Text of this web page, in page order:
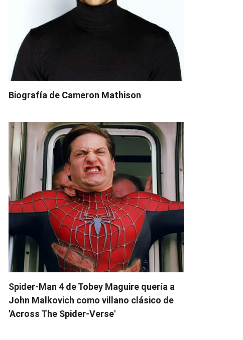
Biografía de Cameron Mathison
Spider-Man 4 de Tobey Maguire quería a
John Malkovich como villano clásico de
'Across The Spider-Verse'